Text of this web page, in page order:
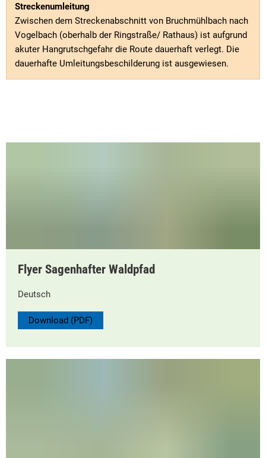
Streckenumleitung
Zwischen dem Streckenabschnitt von Bruchmühlbach nach
Vogelbach (oberhalb der Ringstraße/ Rathaus) ist aufgrund
akuter Hangrutschgefahr die Route dauerhaft verlegt. Die
dauerhafte Umleitungsbeschilderung ist ausgewiesen.
Flyer Sagenhafter Waldpfad
Deutsch
Download (PDF)